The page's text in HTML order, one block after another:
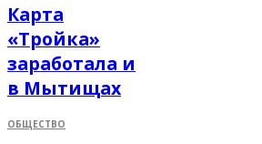
Карта
«Тройка»
заработала и
в Мытищах
ОБЩЕСТВО